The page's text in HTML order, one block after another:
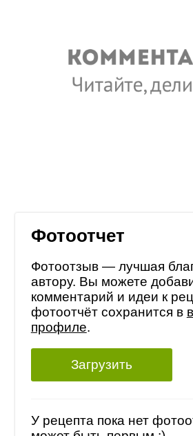
Фотоотчет
Фотоотзыв — лучшая
автору. Вы можете
комментарий и идеи к
фотоотчёт сохранится в
профиле.
Загрузить
У рецепта пока нет